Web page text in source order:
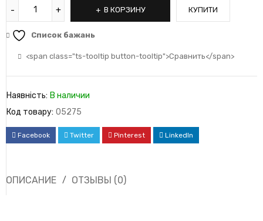
В КОРЗИНУ КУПИТИ
Список бажань
<span class="ts-tooltip button-tooltip">Сравнить</span>
Наявність: В наличии
Код товару: 05275
Facebook Twitter Pinterest LinkedIn
ОПИСАНИЕ ОТЗЫВЫ (0)